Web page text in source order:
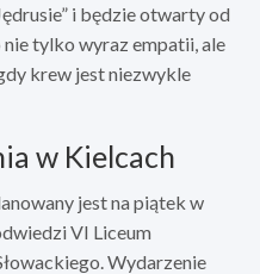
i będzie otwarty od
tylko wyraz empatii, ale
krew jest niezwykle
w Kielcach
jest na piątek w
VI Liceum
Wydarzenie